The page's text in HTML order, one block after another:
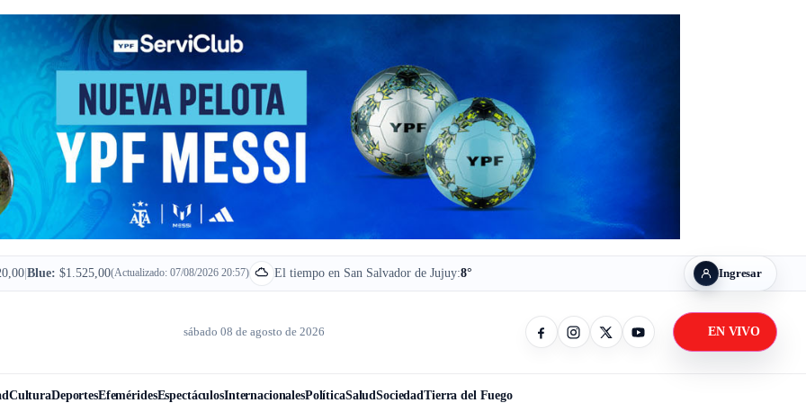
| Blue: $1.525,00(Actualizado: 07/08/2026 20:57) El tiempo en San Salvador de Jujuy:8° Ingresar
sábado 08 de agosto de 2026
FacebookInstagramX / TwitterYouTube
EN VIVO
CulturaDeportesEfeméridesEspectáculosInternacionalesPolíticaSaludSociedadTierra del Fuego